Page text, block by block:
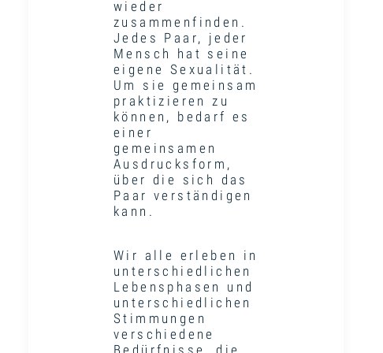
wieder
zusammenfinden.
Jedes Paar, jeder
Mensch hat seine
eigene Sexualität.
Um sie gemeinsam
praktizieren zu
können, bedarf es
einer
gemeinsamen
Ausdrucksform,
über die sich das
Paar verständigen
kann.
Wir alle erleben in
unterschiedlichen
Lebensphasen und
unterschiedlichen
Stimmungen
verschiedene
Bedürfnisse, die